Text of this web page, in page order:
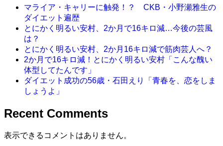
マライア・キャリーに触発！？ CKB・小野瀬雅生の
ダイエット遍歴
とにかく明るい安村、2か月で16キロ減…今後の芸風
は？
とにかく明るい安村、2か月16キロ減で筋肉芸人へ？
2か月で16キロ減！とにかく明るい安村「こんな醜い
体型してたんです」
ダイエット成功の56歳・石田えり「青春を、恋をしま
しょうよ」
Recent Comments
表示できるコメントはありません。